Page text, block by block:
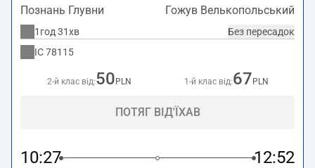
Познань Глувни Гожув Велькопольський
Без пересадок
1год 31хв
IC78115
2-й клас від:50 PLN 1-й клас від:67 PLN
ПОТЯГ ВІД'ЇХАВ
10:27 12:52